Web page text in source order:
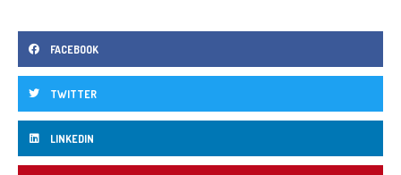
FACEBOOK
TWITTER
LINKEDIN